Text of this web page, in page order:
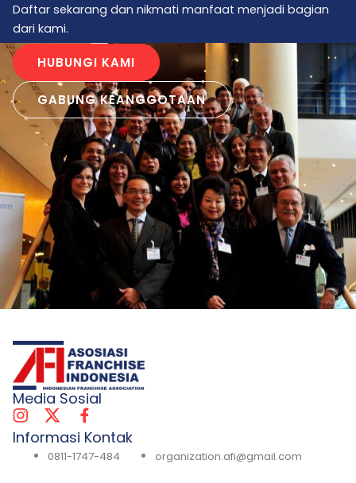
Daftar sekarang dan nikmati manfaat menjadi bagian
dari kami.
HUBUNGI KAMI
GABUNG KEANGGOTAAN
Media Sosial
Informasi Kontak
0811-1747-484 organization.afi@gmail.com